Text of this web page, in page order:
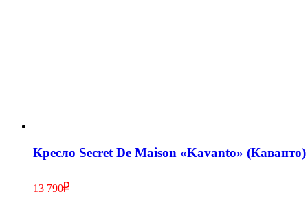
Кресло Secret De Maison «Kavanto» (Каванто)
13 790